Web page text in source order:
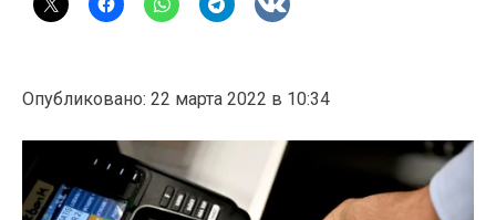
Опубликовано: 22 марта 2022 в 10:34